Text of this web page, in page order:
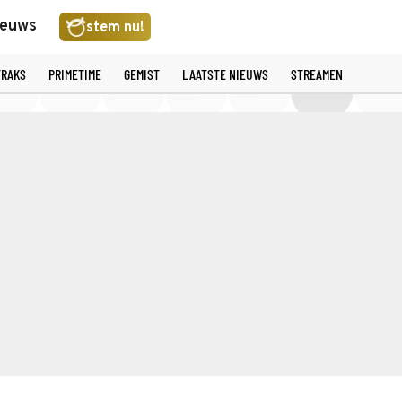
stem nu!
PRIMETIME GEMIST LAATSTE NIEUWS STREAMEN